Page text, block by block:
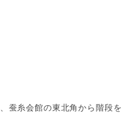
蚕糸会館の東北角から階段を